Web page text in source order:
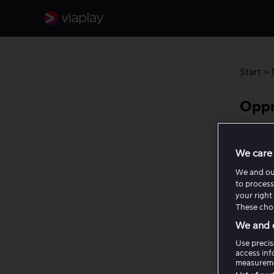
Start >
annen
kunder
We
We and
to
your right
These
We and
Use
access